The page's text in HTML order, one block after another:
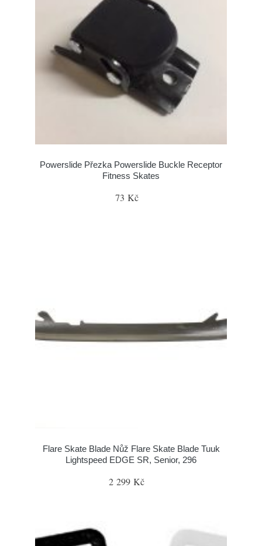
Powerslide Přezka Powerslide Buckle Receptor
Fitness Skates
73 Kč
Flare Skate Blade Nůž Flare Skate Blade Tuuk
Lightspeed EDGE SR, Senior, 296
2 299 Kč